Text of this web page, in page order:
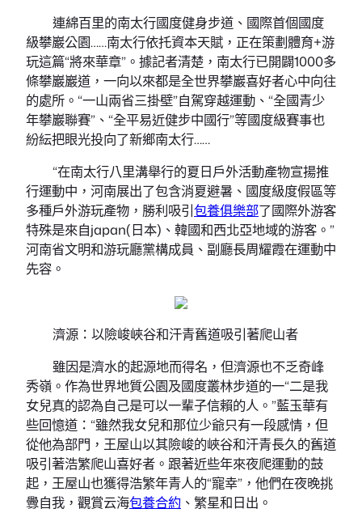
連綿百里的南太行國度健身步道、國際首個國度
級攀巖公園……南太行依托資本天賦，正在策劃體育+游
玩這篇“將來華章”。據記者清楚，南太行已開闢1000多
條攀巖巖道，一向以來都是全世界攀巖喜好者心中向往
的處所。“一山兩省三掛壁”自駕穿越運動、“全國青少
年攀巖聯賽”、“全平易近健步中國行”等國度級賽事也
紛紜把眼光投向了新鄉南太行……
“在南太行八里溝舉行的夏日戶外活動產物宣揚推
行運動中，河南展出了包含消夏避暑、國度級度假區等
多種戶外游玩產物，勝利吸引包養俱樂部了國際外游客
特殊是來自japan(日本)、韓國和西北亞地域的游客。”
河南省文明和游玩廳黨構成員、副廳長周耀霞在運動中
先容。
濟源：以險峻峽谷和汗青舊道吸引著爬山者
雖因是濟水的起源地而得名，但濟源也不乏奇峰
秀嶺。作為世界地質公園及國度叢林步道的一“二是我
女兒真的認為自己是可以一輩子信賴的人。”藍玉華有
些回憶道：“雖然我女兒和那位少爺只有一段感情，但
從他為部門，王屋山以其險峻的峽谷和汗青長久的舊道
吸引著浩繁爬山喜好者。跟著近些年來夜爬運動的鼓
起，王屋山也獲得浩繁年青人的“寵幸”，他們在夜晚挑
釁自我，觀賞云海包養合約 、繁星和日出。